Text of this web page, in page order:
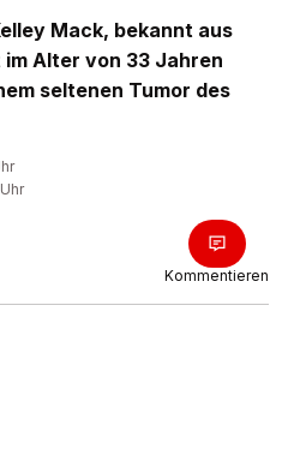
Mack, bekannt aus
Alter von 33 Jahren
seltenen Tumor des
Kommentieren